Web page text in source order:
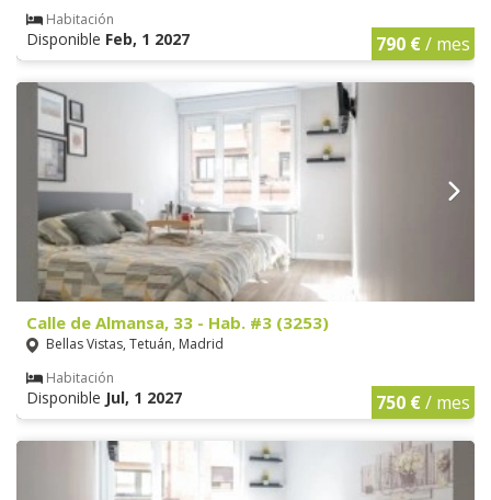
Habitación
Disponible Feb, 1 2027 790 €/ mes
Calle de Almansa, 33 - Hab. #3 (3253)
Bellas Vistas, Tetuán, Madrid
Habitación
Disponible Jul, 1 2027 750 €/ mes